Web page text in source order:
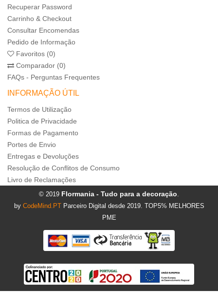
Recuperar Password
Carrinho & Checkout
Consultar Encomendas
Pedido de Informação
Favoritos (0)
Comparador (0)
FAQs - Perguntas Frequentes
INFORMAÇÃO ÚTIL
Termos de Utilização
Politica de Privacidade
Formas de Pagamento
Portes de Envio
Entregas e Devoluções
Resolução de Conflitos de Consumo
Livro de Reclamações
© 2019 Flormania - Tudo para a decoração.
by CodeMind.PT Parceiro Digital desde 2019. TOP5% MELHORES
PME